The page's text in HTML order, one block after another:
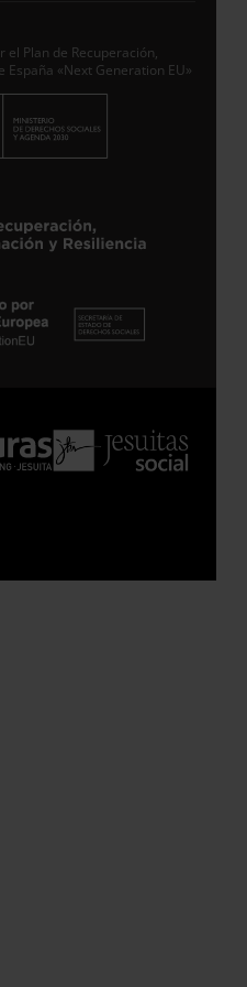
el Plan de Recuperación,
«Next Generation EU»